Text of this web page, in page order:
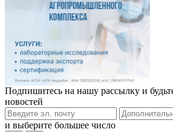
Подпишитесь на нашу рассылку и
новостей
и выберите большее число